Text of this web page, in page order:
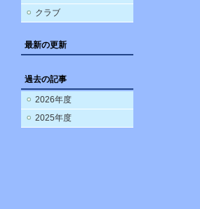
クラブ
最新の更新
過去の記事
2026年度
2025年度